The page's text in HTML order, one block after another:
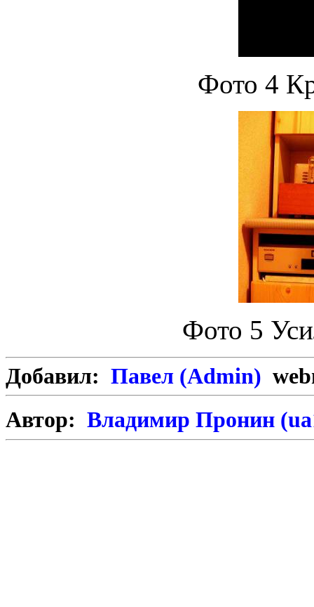
Фото 4
Фото 5
Добавил: Павел (Admin)
Автор: Владимир Пронин